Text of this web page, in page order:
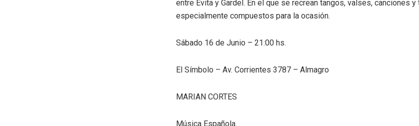
entre Evita y Gardel. En el que se recrean tangos, valses, canciones
especialmente compuestos para la ocasión.
Sábado 16 de Junio – 21:00 hs.
El Símbolo – Av. Corrientes 3787 – Almagro
MARIAN CORTES
Música Española